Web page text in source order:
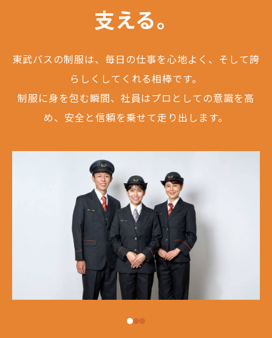
支える。
東武バスの制服は、毎日の仕事を心地よく、そして誇
らしくしてくれる相棒です。
制服に身を包む瞬間、社員はプロとしての意識を高
め、安全と信頼を乗せて走り出します。